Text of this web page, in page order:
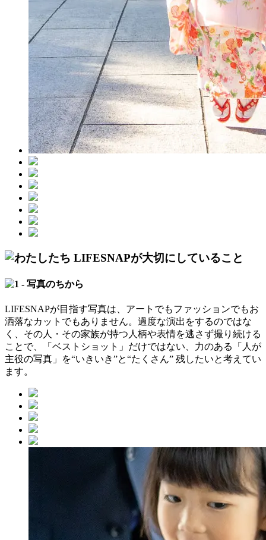
LIFESNAPが目指す写真は、アートでもファッションでもお
洒落なカットでもありません。過度な演出をするのではな
く、その人・その家族が持つ人柄や表情を逃さず撮り続ける
ことで、「ベストショット」だけではない、力のある「人が
主役の写真」を“いきいき”と“たくさん” 残したいと考えてい
ます。